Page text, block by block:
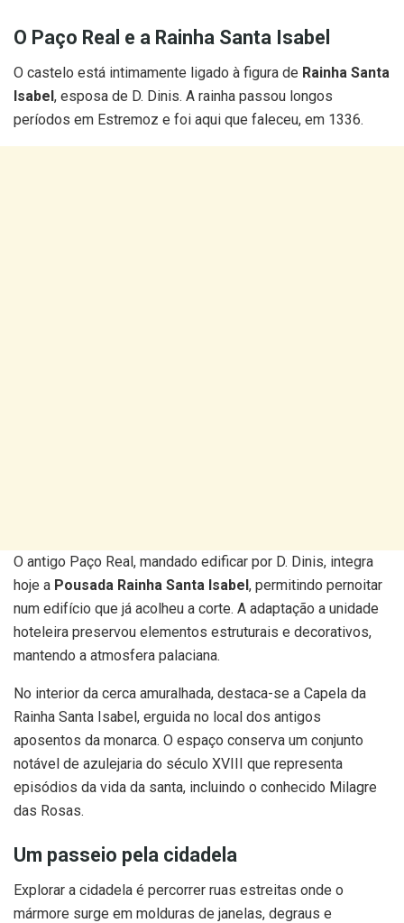
O Paço Real e a Rainha Santa Isabel
O castelo está intimamente ligado à figura de Rainha Santa
Isabel, esposa de D. Dinis. A rainha passou longos
períodos em Estremoz e foi aqui que faleceu, em 1336.
O antigo Paço Real, mandado edificar por D. Dinis, integra
hoje a Pousada Rainha Santa Isabel, permitindo pernoitar
num edifício que já acolheu a corte. A adaptação a unidade
hoteleira preservou elementos estruturais e decorativos,
mantendo a atmosfera palaciana.
No interior da cerca amuralhada, destaca-se a Capela da
Rainha Santa Isabel, erguida no local dos antigos
aposentos da monarca. O espaço conserva um conjunto
notável de azulejaria do século XVIII que representa
episódios da vida da santa, incluindo o conhecido Milagre
das Rosas.
Um passeio pela cidadela
Explorar a cidadela é percorrer ruas estreitas onde o
mármore surge em molduras de janelas, degraus e